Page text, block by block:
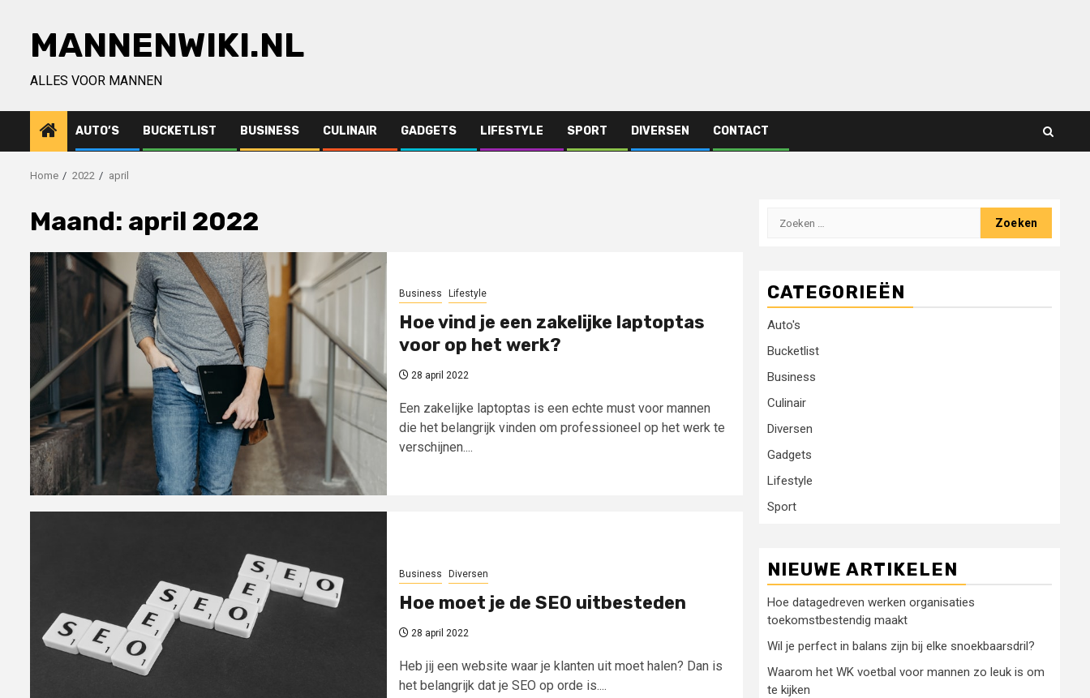
MANNENWIKI.NL
ALLES VOOR MANNEN
AUTO’S BUCKETLIST BUSINESS CULINAIR GADGETS LIFESTYLE SPORT DIVERSEN CONTACT
Home 2022 april
Maand: april 2022
Business Lifestyle
Hoe vind je een zakelijke laptoptas
voor op het werk?
28 april 2022
Een zakelijke laptoptas is een echte must voor mannen
die het belangrijk vinden om professioneel op het werk te
verschijnen....
Business Diversen
Hoe moet je de SEO uitbesteden
28 april 2022
Heb jij een website waar je klanten uit moet halen? Dan is
het belangrijk dat je SEO op orde is....
Zoeken
CATEGORIEËN
Auto's
Bucketlist
Business
Culinair
Diversen
Gadgets
Lifestyle
Sport
NIEUWE ARTIKELEN
Hoe datagedreven werken organisaties
toekomstbestendig maakt
Wil je perfect in balans zijn bij elke snoekbaarsdril?
Waarom het WK voetbal voor mannen zo leuk is om
te kijken